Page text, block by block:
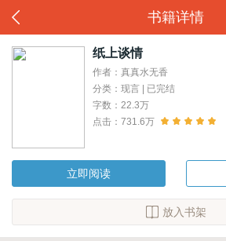
书籍详情
纸上谈情
作者：真真水无香
分类：现言 | 已完结
字数：22.3万
点击：731.6万
立即阅读
放入书架